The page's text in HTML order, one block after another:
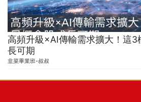
高頻升級×AI傳輸需求擴大！這3
長可期
韭菜畢業班-叔叔